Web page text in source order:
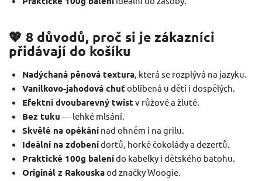
💖 8 důvodů, proč si je zákazníci
přidávají do košíku
Nadýchaná pěnová textura, která se rozplývá na jazyku.
Vanilkovo-jahodová chuť oblíbená u dětí i dospělých.
Efektní dvoubarevný twist v růžové a žluté.
Bez tuku — lehké mlsání.
Skvělé na opékánínad ohněm i na grilu.
Ideální na zdobenídortů, horké čokolády a dezertů.
Praktické 100g balenído kabelky i dětského batohu.
Originál z Rakouskaod značky Woogie.